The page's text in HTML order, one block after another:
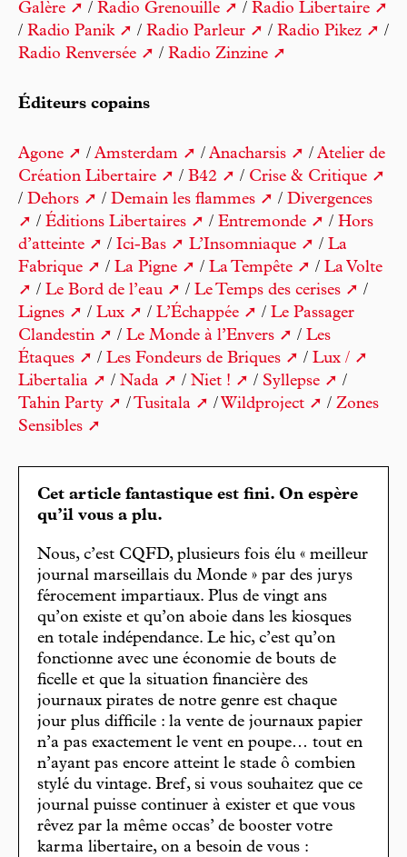
Galère
/ Radio Grenouille / Radio Libertaire
/ Radio Panik / Radio Parleur / Radio Pikez
/
Radio Renversée
/ Radio Zinzine
Éditeurs copains
Agone / Amsterdam / Anacharsis / Atelier de
Création Libertaire
/ B42 / Crise & Critique
/ Dehors / Demain les flammes / Divergences
/ Éditions Libertaires / Entremonde / Hors
d’atteinte
/ Ici-Bas L’Insomniaque / La
Fabrique
/ La Pigne / La Tempête / La Volte
/ Le Bord de l’eau / Le Temps des cerises
/
Lignes
/ Lux / L’Échappée / Le Passager
Clandestin
/ Le Monde à l’Envers / Les
Étaques
/ Les Fondeurs de Briques / Lux /
Libertalia
/ Nada / Niet ! / Syllepse
/
Tahin Party
/ Tusitala / Wildproject / Zones
Sensibles
Cet article fantastique est fini. On espère
qu’il vous a plu.
Nous, c’est CQFD, plusieurs fois élu « meilleur
journal marseillais du Monde » par des jurys
férocement impartiaux. Plus de vingt ans
qu’on existe et qu’on aboie dans les kiosques
en totale indépendance. Le hic, c’est qu’on
fonctionne avec une économie de bouts de
ficelle et que la situation financière des
journaux pirates de notre genre est chaque
jour plus difficile : la vente de journaux papier
n’a pas exactement le vent en poupe… tout en
n’ayant pas encore atteint le stade ô combien
stylé du vintage. Bref, si vous souhaitez que ce
journal puisse continuer à exister et que vous
rêvez par la même occas’ de booster votre
karma libertaire, on a besoin de vous :